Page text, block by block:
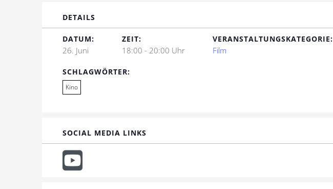
DETAILS
DATUM:
26. Juni
ZEIT:
18:00 - 20:00 Uhr
VERANSTALTUNGSKATEGORIE:
Film
SCHLAGWÖRTER:
Kino
SOCIAL MEDIA LINKS